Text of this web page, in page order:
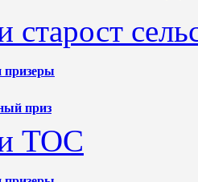
старост
призеры
приз
ТОС